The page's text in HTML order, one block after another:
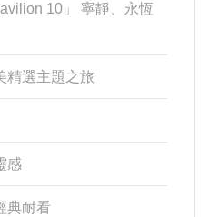
10」 寧靜、永恆
精選主題之旅
感
典耐看